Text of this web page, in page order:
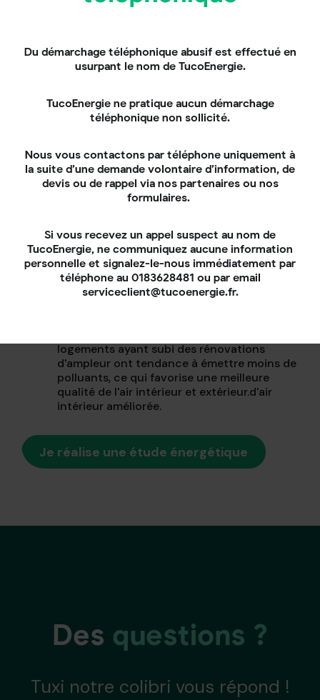
une rénovation globale peut réduire la
consommation permet des économies sur
vos factures !
offre un meilleur confort thermique , avec
une répartition uniforme de la chaleur et
Une valorisation immobilière: une
rénovation d'ampleur augmente la valeur de
votre maison !
Une réduction des émissions de gaz à effet
de serre : les rénovations d'ampleur
contribuent à la réduction des émissions de
CO2, jouant ainsi un rôle dans la lutte
logements ayant subi des rénovations
d'ampleur ont tendance à émettre moins de
polluants, ce qui favorise une meilleure
qualité de l'air intérieur et extérieur.d'air
intérieur améliorée.
Je réalise une étude énergétique
Des questions ?
Tuxi notre colibri vous répond !
Du démarchage téléphonique abusif est effectué en
usurpant le nom de TucoEnergie.
TucoEnergie ne pratique aucun démarchage
téléphonique non sollicité.
Nous vous contactons par téléphone uniquement à
la suite d’une demande volontaire d’information, de
devis ou de rappel via nos partenaires ou nos
formulaires.
Si vous recevez un appel suspect au nom de
TucoEnergie, ne communiquez aucune information
personnelle et signalez-le-nous immédiatement par
téléphone au 0183628481 ou par email
serviceclient@tucoenergie.fr.